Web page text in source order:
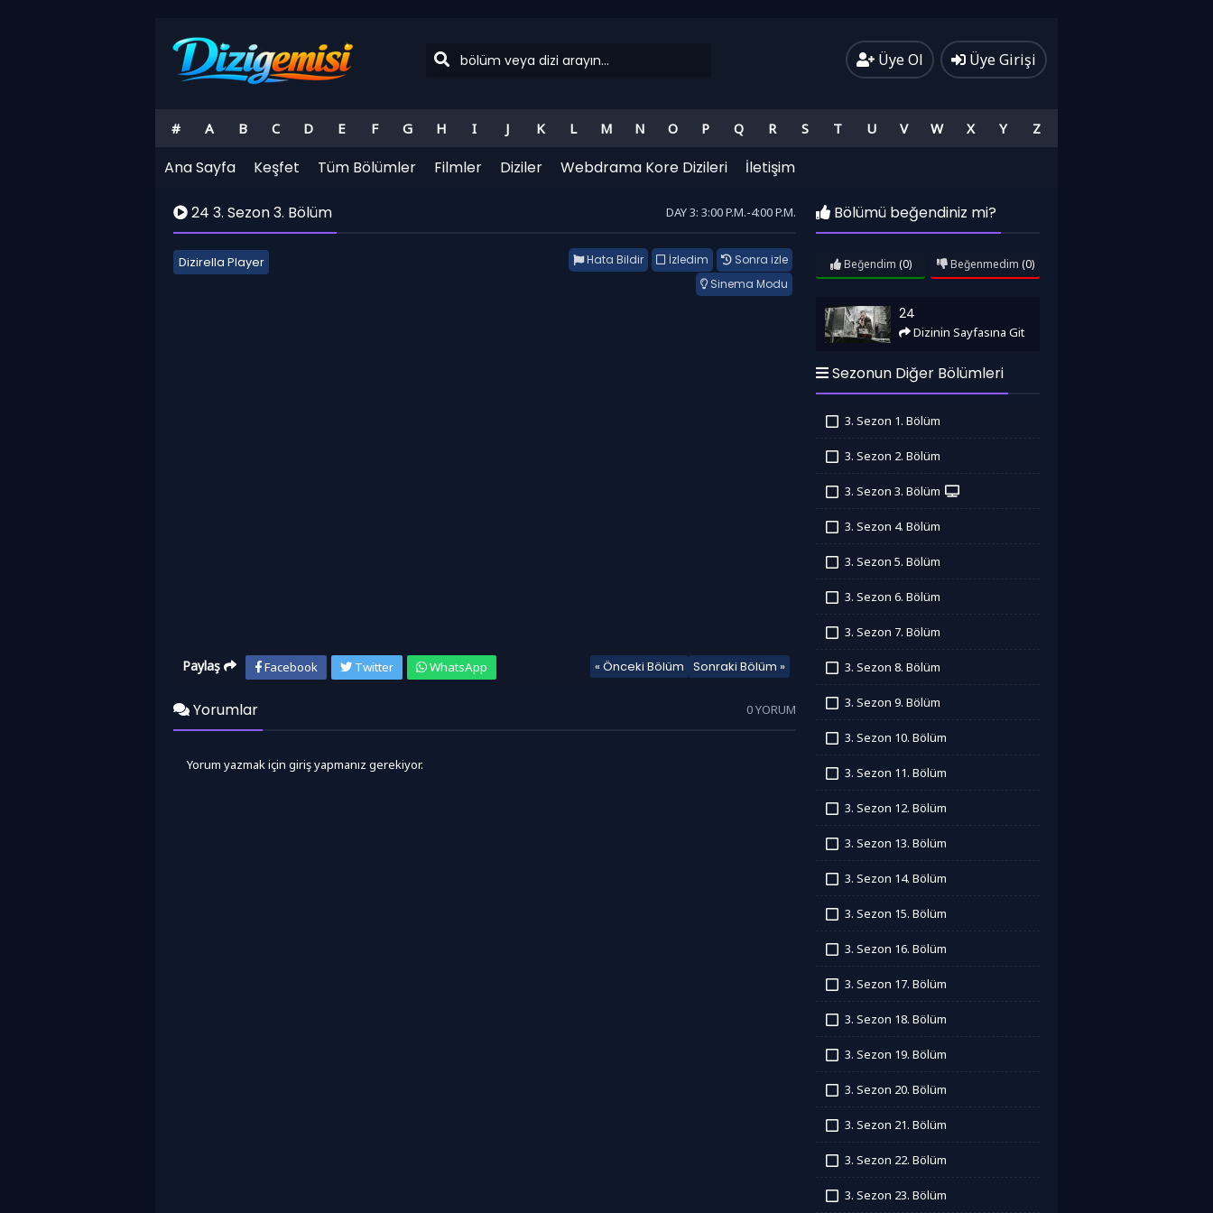
Üye Ol Üye Girişi
# A B C D E F G H I J K L M N O P Q R S T U V W X Y Z
Ana Sayfa Keşfet Tüm Bölümler Filmler Diziler Webdrama Kore Dizileri İletişim
24 3. Sezon 3. Bölüm DAY 3: 3:00 P.M.-4:00 P.M.
Dizirella Player Sonra izle
İzledim
Hata Bildir
Sinema Modu
Paylaş Facebook Twitter WhatsApp « Önceki Bölüm Sonraki Bölüm »
Bölümü beğendiniz mi?
Beğendim (0) Beğenmedim (0)
24 24
Dizinin Sayfasına Git
Sezonun Diğer Bölümleri
3. Sezon 1. Bölüm
3. Sezon 2. Bölüm
3. Sezon 3. Bölüm
3. Sezon 4. Bölüm
3. Sezon 5. Bölüm
3. Sezon 6. Bölüm
3. Sezon 7. Bölüm
3. Sezon 8. Bölüm
3. Sezon 9. Bölüm
3. Sezon 10. Bölüm
3. Sezon 11. Bölüm
3. Sezon 12. Bölüm
3. Sezon 13. Bölüm
3. Sezon 14. Bölüm
3. Sezon 15. Bölüm
3. Sezon 16. Bölüm
3. Sezon 17. Bölüm
3. Sezon 18. Bölüm
3. Sezon 19. Bölüm
3. Sezon 20. Bölüm
3. Sezon 21. Bölüm
3. Sezon 22. Bölüm
3. Sezon 23. Bölüm
Yorumlar 0 YORUM
Yorum yazmak için giriş yapmanız gerekiyor.